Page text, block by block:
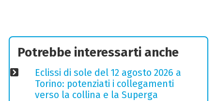
Potrebbe interessarti anche
Eclissi di sole del 12 agosto 2026 a
Torino: potenziati i collegamenti
verso la collina e la Superga